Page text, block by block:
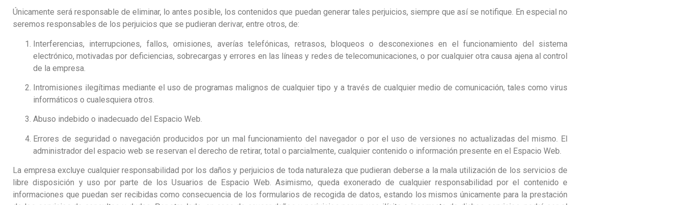
Únicamente será responsable de eliminar, lo antes posible, los contenidos que puedan generar tales perjuicios, siempre que así se notifique. En especial no
seremos responsables de los perjuicios que se pudieran derivar, entre otros, de:
Interferencias, interrupciones, fallos, omisiones, averías telefónicas, retrasos, bloqueos o desconexiones en el funcionamiento del sistema
electrónico, motivadas por deficiencias, sobrecargas y errores en las líneas y redes de telecomunicaciones, o por cualquier otra causa ajena al control
de la empresa.
Intromisiones ilegítimas mediante el uso de programas malignos de cualquier tipo y a través de cualquier medio de comunicación, tales como virus
informáticos o cualesquiera otros.
Abuso indebido o inadecuado del Espacio Web.
Errores de seguridad o navegación producidos por un mal funcionamiento del navegador o por el uso de versiones no actualizadas del mismo. El
administrador del espacio web se reservan el derecho de retirar, total o parcialmente, cualquier contenido o información presente en el Espacio Web.
La empresa excluye cualquier responsabilidad por los daños y perjuicios de toda naturaleza que pudieran deberse a la mala utilización de los servicios de
libre disposición y uso por parte de los Usuarios de Espacio Web. Asimismo, queda exonerado de cualquier responsabilidad por el contenido e
informaciones que puedan ser recibidas como consecuencia de los formularios de recogida de datos, estando los mismos únicamente para la prestación